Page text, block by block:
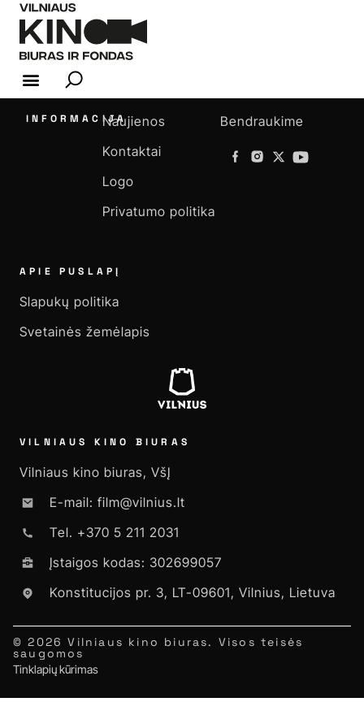
INFORMACIJANaujienos
Kontaktai
Logo
Privatumo politika
Bendraukime
APIE PUSLAPĮ
Slapukų politika
Svetainės žemėlapis
VILNIAUS KINO BIURAS
Vilniaus kino biuras, VšĮ
E-mail: film@vilnius.lt
Tel. +370 5 211 2031
Įstaigos kodas: 302699057
Konstitucijos pr. 3, LT-09601, Vilnius, Lietuva
© 2026 Vilniaus kino biuras. Visos teisės
saugomos
Tinklapių kūrimas